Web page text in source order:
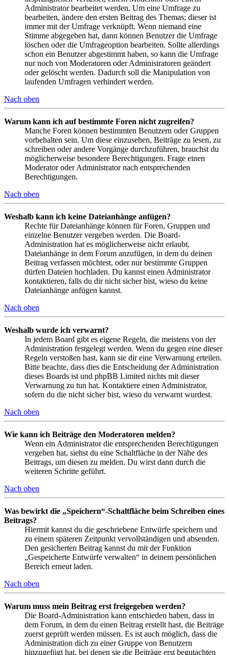
Administrator bearbeitet werden. Um eine Umfrage zu
bearbeiten, ändere den ersten Beitrag des Themas; dieser ist
immer mit der Umfrage verknüpft. Wenn niemand eine
Stimme abgegeben hat, dann können Benutzer die Umfrage
löschen oder die Umfrageoption bearbeiten. Sollte allerdings
schon ein Benutzer abgestimmt haben, so kann die Umfrage
nur noch von Moderatoren oder Administratoren geändert
oder gelöscht werden. Dadurch soll die Manipulation von
laufenden Umfragen verhindert werden.
Nach oben
Warum kann ich auf bestimmte Foren nicht zugreifen?
Manche Foren können bestimmten Benutzern oder Gruppen
vorbehalten sein. Um diese einzusehen, Beiträge zu lesen, zu
schreiben oder andere Vorgänge durchzuführen, brauchst du
möglicherweise besondere Berechtigungen. Frage einen
Moderator oder Administrator nach entsprechenden
Berechtigungen.
Nach oben
Weshalb kann ich keine Dateianhänge anfügen?
Rechte für Dateianhänge können für Foren, Gruppen und
einzelne Benutzer vergeben werden. Die Board-
Administration hat es möglicherweise nicht erlaubt,
Dateianhänge in dem Forum anzufügen, in dem du deinen
Beitrag verfassen möchtest, oder nur bestimmte Gruppen
dürfen Dateien hochladen. Du kannst einen Administrator
kontaktieren, falls du dir nicht sicher bist, wieso du keine
Dateianhänge anfügen kannst.
Nach oben
Weshalb wurde ich verwarnt?
In jedem Board gibt es eigene Regeln, die meistens von der
Administration festgelegt werden. Wenn du gegen eine dieser
Regeln verstoßen hast, kann sie dir eine Verwarnung erteilen.
Bitte beachte, dass dies die Entscheidung der Administration
dieses Boards ist und phpBB Limited nichts mit dieser
Verwarnung zu tun hat. Kontaktiere einen Administrator,
sofern du die nicht sicher bist, wieso du verwarnt wurdest.
Nach oben
Wie kann ich Beiträge den Moderatoren melden?
Wenn ein Administrator die entsprechenden Berechtigungen
vergeben hat, siehst du eine Schaltfläche in der Nähe des
Beitrags, um diesen zu melden. Du wirst dann durch die
weiteren Schritte geführt.
Nach oben
Was bewirkt die „Speichern“-Schaltfläche beim Schreiben eines
Beitrags?
Hiermit kannst du die geschriebene Entwürfe speichern und
zu einem späteren Zeitpunkt vervollständigen und absenden.
Den gesicherten Beitrag kannst du mit der Funktion
„Gespeicherte Entwürfe verwalten“ in deinem persönlichen
Bereich erneut laden.
Nach oben
Warum muss mein Beitrag erst freigegeben werden?
Die Board-Administration kann entschieden haben, dass in
dem Forum, in dem du einen Beitrag erstellt hast, die Beiträge
zuerst geprüft werden müssen. Es ist auch möglich, dass die
Administration dich zu einer Gruppe von Benutzern
hinzugefügt hat, bei denen sie die Beiträge erst begutachten